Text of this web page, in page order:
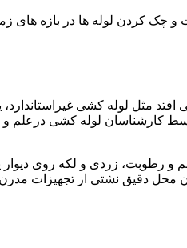
چک کردن لوله ها در بازه های
مثل لوله کشی
کارشناسان لوله کشی
نم و رطوبت، زردی و لکه روی
محل دقیق نشتی از